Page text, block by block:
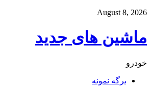
August 8, 2026
ماشین های جدید
خودرو
برگه نمونه